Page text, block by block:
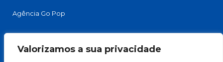
Valorizamos a sua privacidade
Agência Go Pop
FACEBOOK